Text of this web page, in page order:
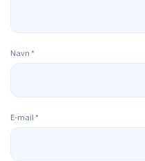
Navn *
E-mail *